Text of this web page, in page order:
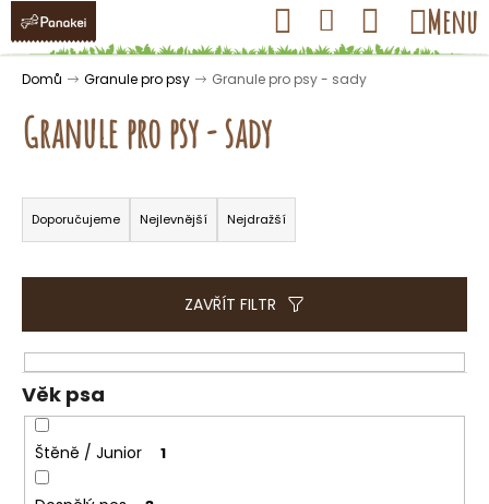
Přejít
obsah
Hledat Přihlášení
Nákupní
košík
Menu
Domů Granule pro psy Granule pro psy - sady
Granule pro psy - sady
Ř
a
z
e
í
p
r
o
d
u
Doporučujeme Nejlevnější Nejdražší
ZAVŘÍT FILTR
Věk psa
Štěně / Junior 1
K
o Zpět
Zpět
C
o
t
ř
e
b
u
e